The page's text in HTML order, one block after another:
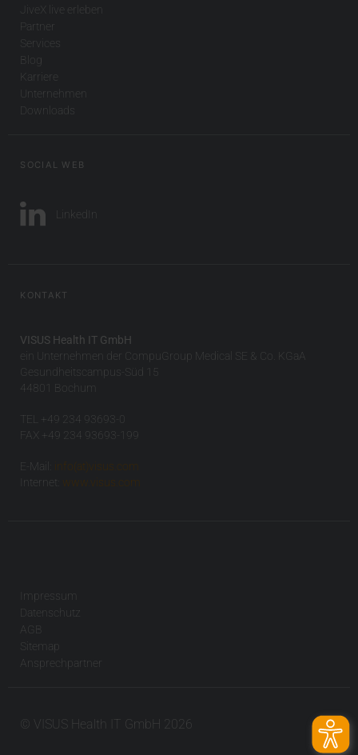
JiveX live erleben
Partner
Services
Blog
Karriere
Unternehmen
Downloads
SOCIAL WEB
LinkedIn
KONTAKT
VISUS Health IT GmbH
ein Unternehmen der CompuGroup Medical SE & Co. KGaA
Gesundheitscampus-Süd 15
44801 Bochum
TEL +49 234 93693-0
FAX +49 234 93693-199
E-Mail:
info(at)visus.com
Internet:
www.visus.com
Impressum
Datenschutz
AGB
Sitemap
Ansprechpartner
© VISUS Health IT GmbH 2026